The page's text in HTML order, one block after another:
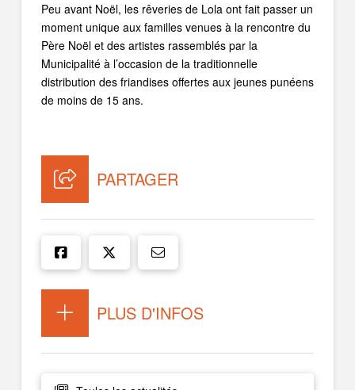
Peu avant Noël, les rêveries de Lola ont fait passer un
moment unique aux familles venues à la rencontre du
Père Noël et des artistes rassemblés par la
Municipalité à l’occasion de la traditionnelle
distribution des friandises offertes aux jeunes punéens
de moins de 15 ans.
PARTAGER
PLUS D'INFOS